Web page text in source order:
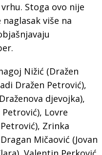
Stoga ovo nije
više na
Nižić (Dražen
Dražen Petrović),
djevojka),
Lovre
Zrinka
Mičaović (Jovan